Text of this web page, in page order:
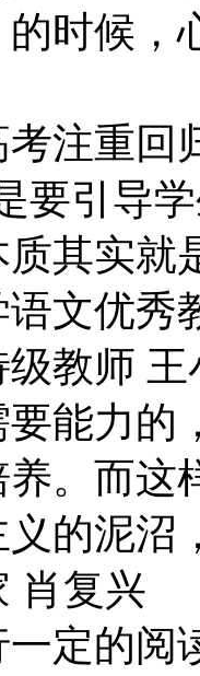
的时候
注重回
要引导
其实就
文优秀
教师 王
能力的
。而这
的泥沼
复兴
定的阅